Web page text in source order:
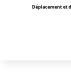
Déplacement et